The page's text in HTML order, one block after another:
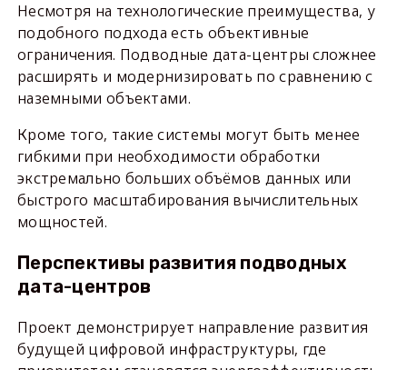
Несмотря на технологические преимущества, у
подобного подхода есть объективные
ограничения. Подводные дата-центры сложнее
расширять и модернизировать по сравнению с
наземными объектами.
Кроме того, такие системы могут быть менее
гибкими при необходимости обработки
экстремально больших объёмов данных или
быстрого масштабирования вычислительных
мощностей.
Перспективы развития подводных
дата-центров
Проект демонстрирует направление развития
будущей цифровой инфраструктуры, где